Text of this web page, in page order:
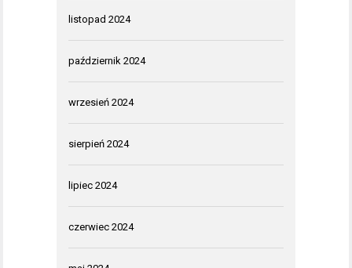
listopad 2024
październik 2024
wrzesień 2024
sierpień 2024
lipiec 2024
czerwiec 2024